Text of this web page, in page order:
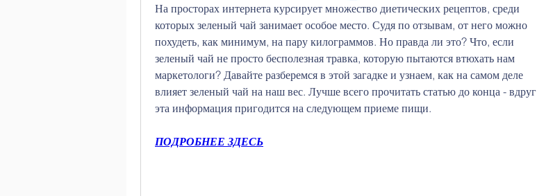
На просторах интернета курсирует множество диетических рецептов, среди
которых зеленый чай занимает особое место. Судя по отзывам, от него можно
похудеть, как минимум, на пару килограммов. Но правда ли это? Что, если
зеленый чай не просто бесполезная травка, которую пытаются втюхать нам
маркетологи? Давайте разберемся в этой загадке и узнаем, как на самом деле
влияет зеленый чай на наш вес. Лучше всего прочитать статью до конца - вдруг
эта информация пригодится на следующем приеме пищи.
ПОДРОБНЕЕ ЗДЕСЬ